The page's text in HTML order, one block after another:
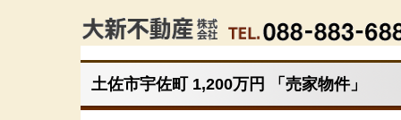
土佐市宇佐町 1,200万円 「売家物件」